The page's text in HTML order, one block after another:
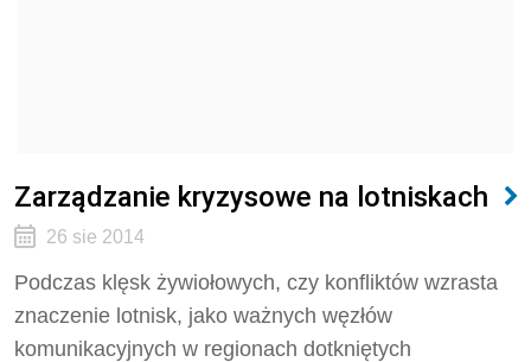
Zarządzanie kryzysowe na lotniskach
26 sie 2014
Podczas klęsk żywiołowych, czy konfliktów wzrasta
znaczenie lotnisk, jako ważnych węzłów
komunikacyjnych w regionach dotkniętych